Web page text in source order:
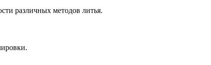
различных методов литья.